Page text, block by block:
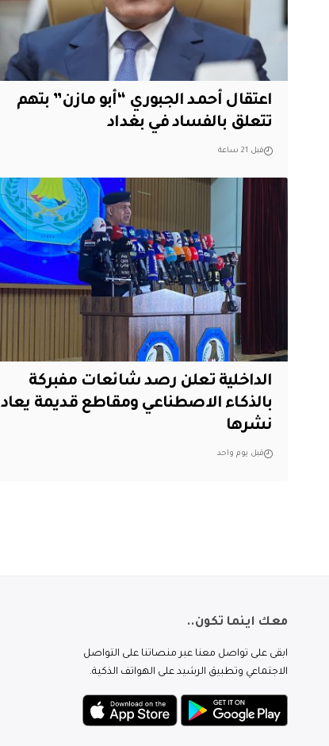
اعتقال أحمد الجبوري “أبو مازن” بتهم
تتعلق بالفساد في بغداد
قبل 21 ساعة
الداخلية تعلن رصد شائعات مفبركة
بالذكاء الاصطناعي ومقاطع قديمة يعاد
نشرها
قبل يوم واحد
معك اينما تكون..
ابقى على تواصل معنا عبر منصاتنا على التواصل
الاجتماعي وتطبيق الرشيد على الهواتف الذكية.